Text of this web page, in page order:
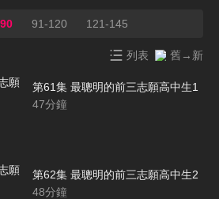
91-120 121-145
列表 舊→新
第61集 最聰明的前三志願高中生1
47分鐘
第62集 最聰明的前三志願高中生2
48分鐘